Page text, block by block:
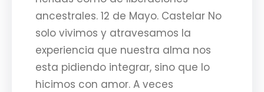
ancestrales. 12 de Mayo. Castelar No
solo vivimos y atravesamos la
experiencia que nuestra alma nos
esta pidiendo integrar, sino que lo
hicimos con amor. A veces